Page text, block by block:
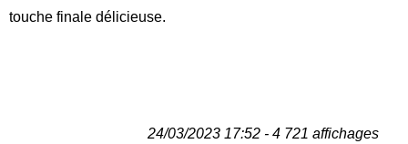
touche finale délicieuse.
24/03/2023 17:52 - 4 721 affichages